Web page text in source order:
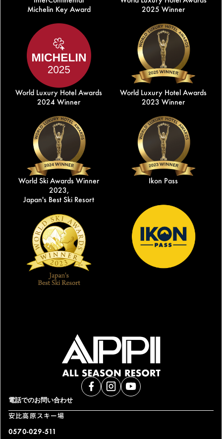
Michelin Key Award
2025 Winner
World Luxury Hotel Awards
2024 Winner
World Luxury Hotel Awards
2023 Winner
World Ski Awards Winner
2023,
Japan's Best Ski Resort
Ikon Pass
電話でのお問い合わせ
安比高原スキー場
0570-029-511